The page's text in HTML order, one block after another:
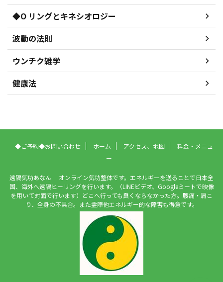
◆O リングとキネシオロジー
波動の法則
ウンチク雑学
健康法
◆ご予約◆お問い合わせ ホーム アクセス、地図
料金・メニュ
ー
遠隔気功あなん ｜オンライン気功整体です。エネルギーを送ることで日本全
国、海外へ遠隔ヒーリングを行います。（LINEビデオ、Googleミートで映像
を用いて対面で行います）どこへ行っても良くならなかった方。腰痛・肩こ
り、全身の不具合。また霊障他エネルギー的な障害も得意です。